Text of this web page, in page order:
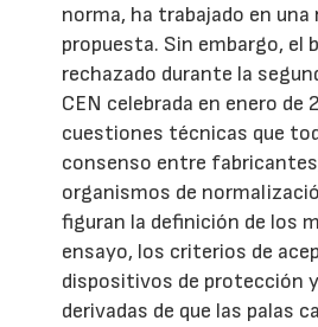
norma, ha trabajado en una
propuesta. Sin embargo, el
rechazado durante la
CEN celebrada en enero de
cuestiones técnicas que
consenso entre
organismos de
figuran la definición de los
ensayo, los criterios de
dispositivos de protección
derivadas de que las palas